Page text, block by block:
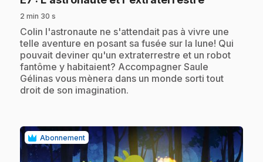
2 min 30 s
.Colin l'astronaute ne s'attendait pas à vivre une
telle aventure en posant sa fusée sur la lune! Qui
pouvait deviner qu'un extraterrestre et un robot
fantôme y habitaient? Accompagner Saule
Gélinas vous mènera dans un monde sorti tout
droit de son imagination.
Abonnement